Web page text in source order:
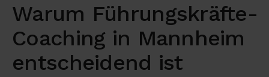
Warum Führungskräfte-
Coaching in Mannheim
entscheidend ist